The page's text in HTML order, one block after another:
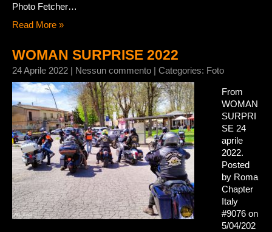
Photo Fetcher…
Read More »
WOMAN SURPRISE 2022
24 Aprile 2022 | Nessun commento | Categories: Foto
From
WOMAN
SURPRI
SE 24
aprile
2022.
Posted
by Roma
Chapter
Italy
#9076 on
5/04/202